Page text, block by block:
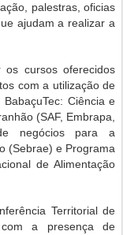
palestras, oficias
ajudam a realizar a
os cursos oferecidos
com a utilização de
Ciência e
(SAF, Embrapa,
negócios para a
(Sebrae) e Programa
de Alimentação
Territorial de
a presença de